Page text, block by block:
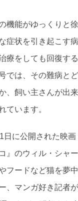
機能がゆっくりと
症状を引き起こす
療をしても回復す
では、その難病と
、飼い主さんが出
ています。
日に公開された映
』のウィル・シャ
フードなど猫を夢
、マンガ好き記者